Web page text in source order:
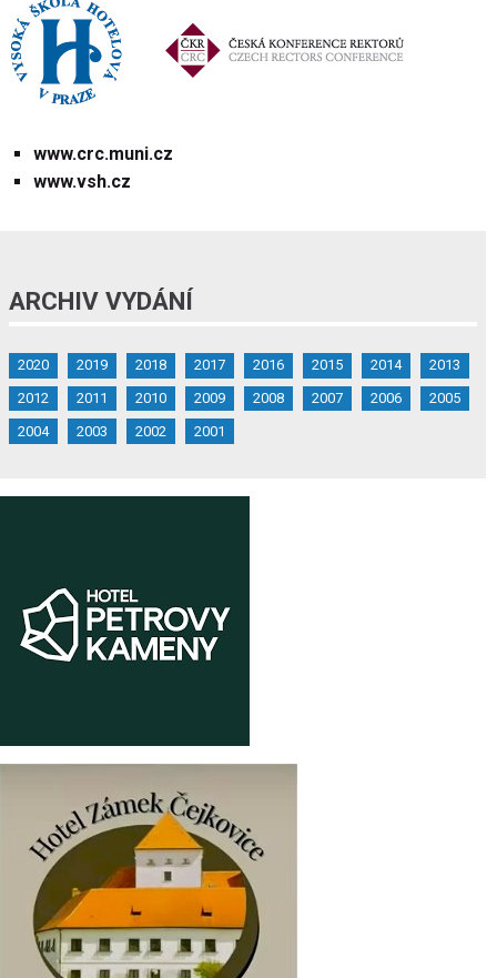
www.crc.muni.cz
www.vsh.cz
ARCHIV VYDÁNÍ
2020 2019 2018 2017 2016 2015 2014
2013
2012
2011 2010 2009 2008 2007 2006
2005
2004
2003 2002 2001